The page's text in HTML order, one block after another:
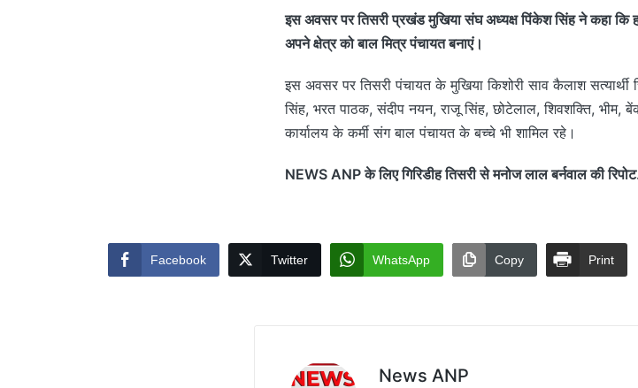
इस अवसर पर तिसरी प्रखंड मुखिया संघ अध्यक्ष पिंकेश सिंह ने कहा कि
अपने क्षेत्र को बाल मित्र पंचायत बनाएं।
इस अवसर पर तिसरी पंचायत के मुखिया किशोरी साव कैलाश
सिंह, भरत पाठक, संदीप नयन, राजू सिंह, छोटेलाल, शिवशक्ति, भीम,
कार्यालय के कर्मी संग बाल पंचायत के बच्चे भी शामिल रहे।
NEWS ANP के लिए गिरिडीह तिसरी से मनोज लाल बर्नवाल की
Facebook Twitter WhatsApp Copy Print
News ANP